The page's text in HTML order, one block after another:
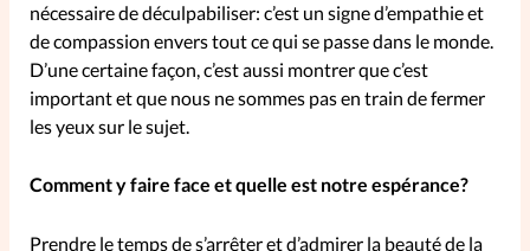
nécessaire de déculpabiliser: c’est un signe d’empathie et
de compassion envers tout ce qui se passe dans le monde.
D’une certaine façon, c’est aussi montrer que c’est
important et que nous ne sommes pas en train de fermer
les yeux sur le sujet.
Comment y faire face et quelle est notre espérance?
Prendre le temps de s’arrêter et d’admirer la beauté de la